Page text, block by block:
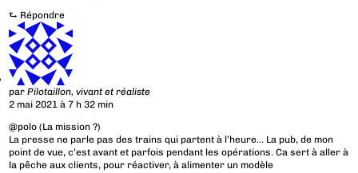
⮑ Répondre
parPilotaillon, vivant et réaliste
2 mai 2021 à 7 h 32 min
@polo (La mission ?)
La presse ne parle pas des trains qui partent à l’heure… La pub, de mon
point de vue, c’est avant et parfois pendant les opérations. Ca sert à aller à
la pêche aux clients, pour réactiver, à alimenter un modèle